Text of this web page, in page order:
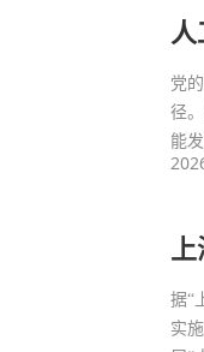
人
党
径
能
上
据“
实